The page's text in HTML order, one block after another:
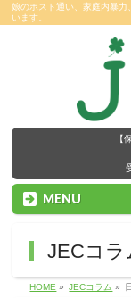
娘のホスト通い、家庭内暴
います。
【
MENU
JECコラ
HOME » JECコラム »